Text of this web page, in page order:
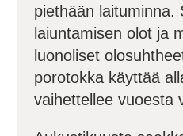
piethään laituminna.
laiuntamisen olot ja
luonoliset
porotokka käyttää
vaihettellee vuoesta